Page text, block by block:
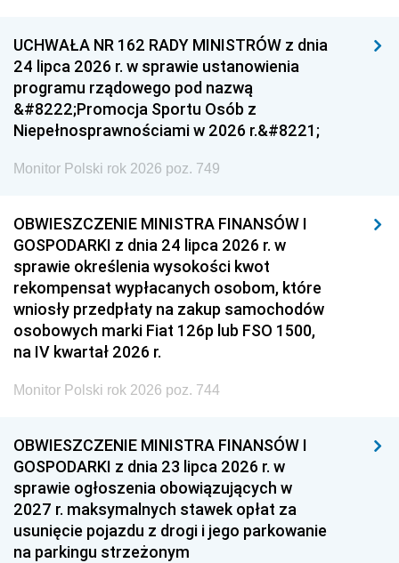
UCHWAŁA NR 162 RADY MINISTRÓW z dnia
24 lipca 2026 r. w sprawie ustanowienia
programu rządowego pod nazwą
&#8222;Promocja Sportu Osób z
Niepełnosprawnościami w 2026 r.&#8221;
Monitor Polski rok 2026 poz. 749
OBWIESZCZENIE MINISTRA FINANSÓW I
GOSPODARKI z dnia 24 lipca 2026 r. w
sprawie określenia wysokości kwot
rekompensat wypłacanych osobom, które
wniosły przedpłaty na zakup samochodów
osobowych marki Fiat 126p lub FSO 1500,
na IV kwartał 2026 r.
Monitor Polski rok 2026 poz. 744
OBWIESZCZENIE MINISTRA FINANSÓW I
GOSPODARKI z dnia 23 lipca 2026 r. w
sprawie ogłoszenia obowiązujących w
2027 r. maksymalnych stawek opłat za
usunięcie pojazdu z drogi i jego parkowanie
na parkingu strzeżonym